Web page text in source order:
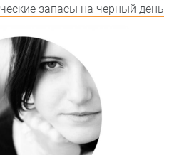
запасы на черный день